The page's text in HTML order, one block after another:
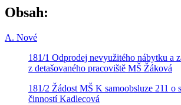
Obsah:
A. Nové
181/1 Odprodej nevyužitého nábytku a
z detašovaného pracoviště MŠ Žáková
181/2 Žádost MŠ K samoobsluze 211 o
činností Kadlecová